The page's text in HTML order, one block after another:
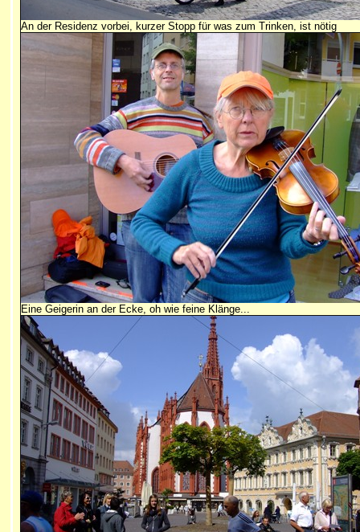
An der Residenz vorbei, kurzer Stopp für was zum Trinken, ist nötig
Eine Geigerin an der Ecke, oh wie feine Klänge...